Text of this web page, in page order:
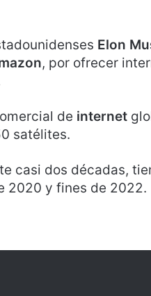
Elon
, por ofrecer
de internet
satélites.
casi dos décadas,
2020 y fines de 2022.